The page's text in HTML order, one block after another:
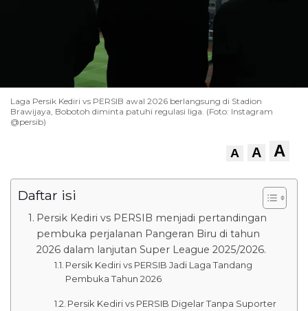
Laga Persik Kediri vs PERSIB awal 2026 berlangsung di Stadion
Brawijaya, Bobotoh diminta patuhi regulasi liga. (Foto: Instagram
@persib)
A A A
Daftar isi
Persik Kediri vs PERSIB menjadi pertandingan
pembuka perjalanan Pangeran Biru di tahun
2026 dalam lanjutan Super League 2025/2026.
Persik Kediri vs PERSIB Jadi Laga Tandang
Pembuka Tahun 2026
Persik Kediri vs PERSIB Digelar Tanpa Suporter